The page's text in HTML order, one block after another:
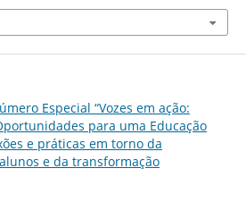
Especial “Vozes em ação:
para uma Educação
e práticas em torno da
e da transformação